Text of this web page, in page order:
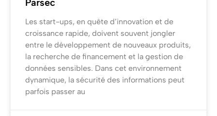
Parsec
Les start-ups, en quête d’innovation et de
croissance rapide, doivent souvent jongler
entre le développement de nouveaux produits,
la recherche de financement et la gestion de
données sensibles. Dans cet environnement
dynamique, la sécurité des informations peut
parfois passer au